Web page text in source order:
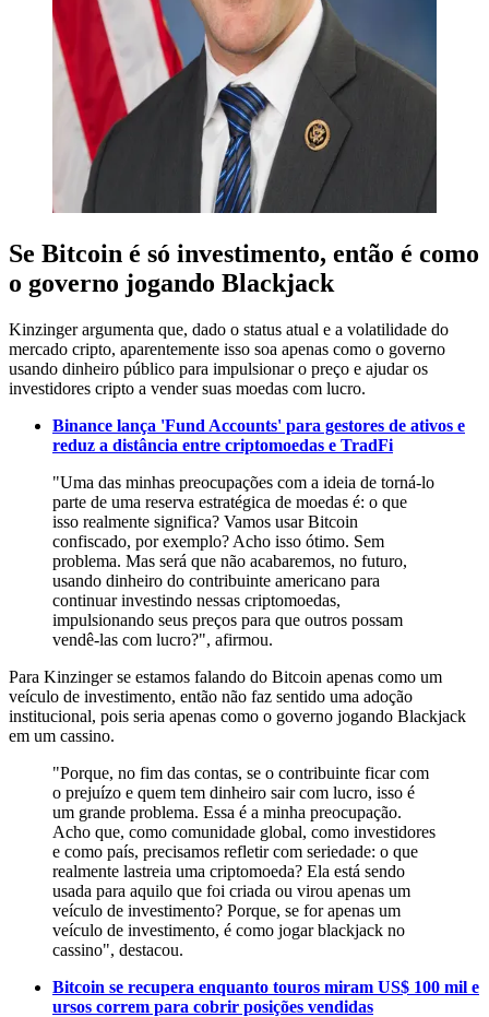
Se Bitcoin é só investimento, então é como
o governo jogando Blackjack
Kinzinger argumenta que, dado o status atual e a volatilidade do
mercado cripto, aparentemente isso soa apenas como o governo
usando dinheiro público para impulsionar o preço e ajudar os
investidores cripto a vender suas moedas com lucro.
Binance lança 'Fund Accounts' para gestores de ativos e
reduz a distância entre criptomoedas e TradFi
"Uma das minhas preocupações com a ideia de torná-lo
parte de uma reserva estratégica de moedas é: o que
isso realmente significa? Vamos usar Bitcoin
confiscado, por exemplo? Acho isso ótimo. Sem
problema. Mas será que não acabaremos, no futuro,
usando dinheiro do contribuinte americano para
continuar investindo nessas criptomoedas,
impulsionando seus preços para que outros possam
vendê-las com lucro?", afirmou.
Para Kinzinger se estamos falando do Bitcoin apenas como um
veículo de investimento, então não faz sentido uma adoção
institucional, pois seria apenas como o governo jogando Blackjack
em um cassino.
"Porque, no fim das contas, se o contribuinte ficar com
o prejuízo e quem tem dinheiro sair com lucro, isso é
um grande problema. Essa é a minha preocupação.
Acho que, como comunidade global, como investidores
e como país, precisamos refletir com seriedade: o que
realmente lastreia uma criptomoeda? Ela está sendo
usada para aquilo que foi criada ou virou apenas um
veículo de investimento? Porque, se for apenas um
veículo de investimento, é como jogar blackjack no
cassino", destacou.
Bitcoin se recupera enquanto touros miram US$ 100 mil e
ursos correm para cobrir posições vendidas